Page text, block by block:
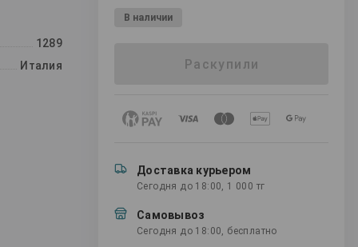
1289
Италия
В наличии
Раскупили
Доставка курьером
Сегодня до 18:00, 1 000 тг
Самовывоз
Сегодня до 18:00, бесплатно